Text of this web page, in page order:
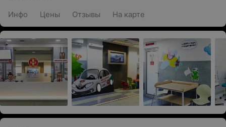
Инфо Цены Отзывы На карте